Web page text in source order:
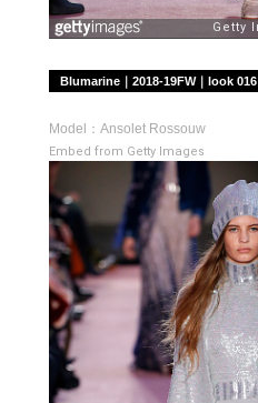
Blumarine｜2018-19FW｜look 016
Model：Ansolet Rossouw
Embed from Getty Images